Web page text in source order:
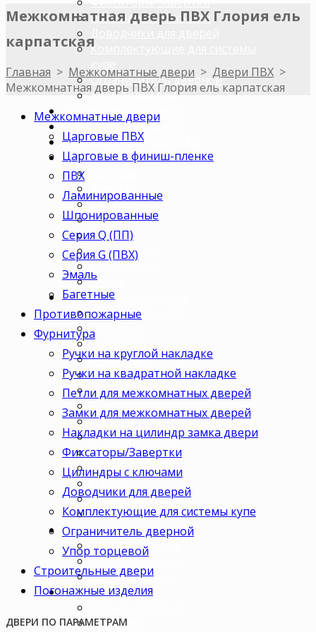
Цилиндры с ключами
Комплектующие для системы
Ограничитель дверной
Упор торцевой
Погонажные изделия
Строительные двери
ДВЕРИ ПО ПАРАМЕТРАМ
Двери по цветам
Бежевые
Венге
Орех
Беленый дуб
Коричневые
Серые
Двери по назначению
В ванную/туалет
Для кухни
В комнату
В кабинет
В детскую
В спальню
В зал
В гардеробную
В коридор
В кладовку
В офис
В коттедж
Для дачи
Ценовая категория
Двери премиум
Двери стандарт
Двери эконом
Комплектация
Комплект
Межкомнатная дверь ПВХ Глория ель
карпатская
Главная > Межкомнатные двери > Двери ПВХ >
Межкомнатная дверь ПВХ Глория ель карпатская
Межкомнатные двери
Царговые ПВХ
Царговые в финиш-пленке
ПВХ
Ламинированные
Шпонированные
Серия Q (ПП)
Серия G (ПВХ)
Эмаль
Багетные
Противопожарные
Фурнитура
Ручки на круглой накладке
Ручки на квадратной накладке
Петли для межкомнатных дверей
Замки для межкомнатных дверей
Накладки на цилиндр замка двери
Фиксаторы/Завертки
Цилиндры с ключами
Доводчики для дверей
Комплектующие для системы купе
Ограничитель дверной
Упор торцевой
Строительные двери
Погонажные изделия
ДВЕРИ ПО ПАРАМЕТРАМ